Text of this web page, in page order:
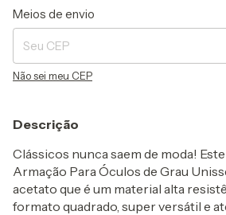
Entregas para o CEP:
Meios de envio
Não sei meu CEP
Descrição
Clássicos nunca saem de moda!
Armação Para Óculos de Grau
acetato que é um material alta
formato quadrado, super versátil e